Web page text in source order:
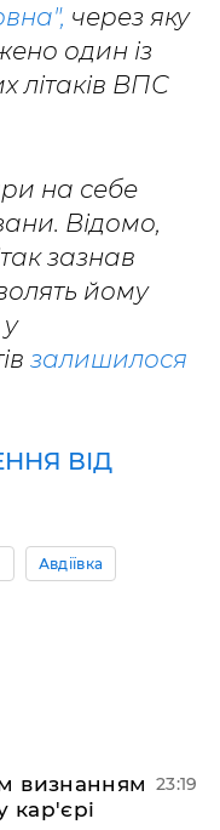
через яку
один із
літаків ВПС
на себе
Відомо,
зазнав
йому
залишилося
ВІД
Авдіївка
визнанням
кар'єрі
23:19